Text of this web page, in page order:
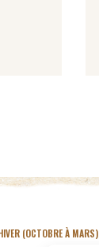
(OCTOBRE À MARS)